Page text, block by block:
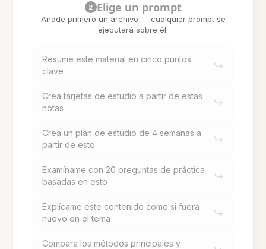
2 Elige un prompt
Añade primero un archivo — cualquier prompt se
ejecutará sobre él.
Resume este material en cinco puntos
clave
Crea tarjetas de estudio a partir de estas
notas
Crea un plan de estudio de 4 semanas a
partir de esto
Examíname con 20 preguntas de práctica
basadas en esto
Explícame este contenido como si fuera
nuevo en el tema
Compara los métodos principales y